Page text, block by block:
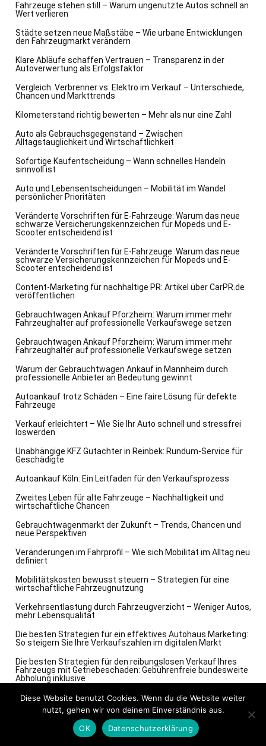
Fahrzeuge stehen still – Warum ungenutzte Autos schnell an
Wert verlieren
Städte setzen neue Maßstäbe – Wie urbane Entwicklungen
den Fahrzeugmarkt verändern
Klare Abläufe schaffen Vertrauen – Transparenz in der
Autoverwertung als Erfolgsfaktor
Vergleich: Verbrenner vs. Elektro im Verkauf – Unterschiede,
Chancen und Markttrends
Kilometerstand richtig bewerten – Mehr als nur eine Zahl
Auto als Gebrauchsgegenstand – Zwischen
Alltagstauglichkeit und Wirtschaftlichkeit
Sofortige Kaufentscheidung – Wann schnelles Handeln
sinnvoll ist
Auto und Lebensentscheidungen – Mobilität im Wandel
persönlicher Prioritäten
Veränderte Vorschriften für E-Fahrzeuge: Warum das neue
schwarze Versicherungskennzeichen für Mopeds und E-
Scooter entscheidend ist
Veränderte Vorschriften für E-Fahrzeuge: Warum das neue
schwarze Versicherungskennzeichen für Mopeds und E-
Scooter entscheidend ist
Content-Marketing für nachhaltige PR: Artikel über CarPR.de
veröffentlichen
Gebrauchtwagen Ankauf Pforzheim: Warum immer mehr
Fahrzeughalter auf professionelle Verkaufswege setzen
Gebrauchtwagen Ankauf Pforzheim: Warum immer mehr
Fahrzeughalter auf professionelle Verkaufswege setzen
Warum der Gebrauchtwagen Ankauf in Mannheim durch
professionelle Anbieter an Bedeutung gewinnt
Autoankauf trotz Schäden – Eine faire Lösung für defekte
Fahrzeuge
Verkauf erleichtert – Wie Sie Ihr Auto schnell und stressfrei
loswerden
Unabhängige KFZ Gutachter in Reinbek: Rundum-Service für
Geschädigte
Autoankauf Köln: Ein Leitfaden für den Verkaufsprozess
Zweites Leben für alte Fahrzeuge – Nachhaltigkeit und
wirtschaftliche Chancen
Gebrauchtwagenmarkt der Zukunft – Trends, Chancen und
neue Perspektiven
Veränderungen im Fahrprofil – Wie sich Mobilität im Alltag neu
definiert
Mobilitätskosten bewusst steuern – Strategien für eine
wirtschaftliche Fahrzeugnutzung
Verkehrsentlastung durch Fahrzeugverzicht – Weniger Autos,
mehr Lebensqualität
Die besten Strategien für ein effektives Autohaus Marketing:
So steigern Sie Ihre Verkaufszahlen im digitalen Markt
Die besten Strategien für den reibungslosen Verkauf Ihres
Fahrzeugs mit Getriebeschaden: Gebührenfreie bundesweite
Abholung inklusive
Die besten Strategien für den reibungslosen Verkauf Ihres
Fahrzeugs mit Getriebeschaden: Gebührenfreie bundesweite
Abholung inklusive
Mobilität zwischen Besitz und Nutzung – Neue Wege im
Diese Website benutzt Cookies. Wenn du die Website weiter
nutzt, gehen wir von deinem Einverständnis aus.
OK
Datenschutzerklärung